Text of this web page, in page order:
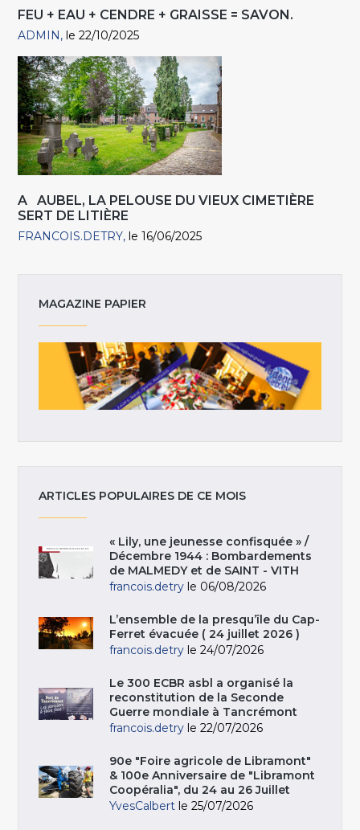
FEU + EAU + CENDRE + GRAISSE = SAVON.
ADMIN le 22/10/2025
A AUBEL, LA PELOUSE DU VIEUX CIMETIÈRE
SERT DE LITIÈRE
FRANCOIS.DETRY le 16/06/2025
MAGAZINE PAPIER
ARTICLES POPULAIRES DE CE MOIS
« Lily, une jeunesse confisquée » /
Décembre 1944 : Bombardements
de MALMEDY et de SAINT - VITH
francois.detry le 06/08/2026
L’ensemble de la presqu’île du Cap-
Ferret évacuée ( 24 juillet 2026 )
francois.detry le 24/07/2026
Le 300 ECBR asbl a organisé la
reconstitution de la Seconde
Guerre mondiale à Tancrémont
francois.detry le 22/07/2026
90e "Foire agricole de Libramont"
& 100e Anniversaire de "Libramont
Coopéralia", du 24 au 26 Juillet
YvesCalbert le 25/07/2026